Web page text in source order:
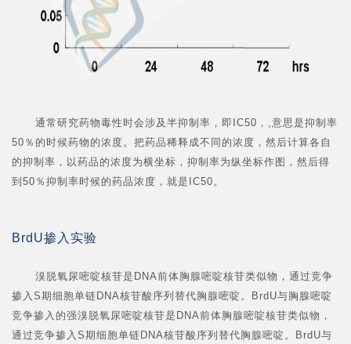
通常研究药物毒性时会涉及半抑制率，即IC50，,意思是抑制率
50％的时候药物的浓度。把药品稀释成不同的浓度，然后计算各自
的抑制率，以药品的浓度为横坐标，抑制率为纵坐标作图，然后得
到50％抑制率时候的药品浓度，就是IC50。
BrdU掺入实验
溴脱氧尿嘧啶核苷是DNA前体胸腺嘧啶核苷类似物，通过竞争
掺入S期细胞单链DNA核苷酸序列替代胸腺嘧啶。BrdU与胸腺嘧啶
竞争掺入的强溴脱氧尿嘧啶核苷是DNA前体胸腺嘧啶核苷类似物，
通过竞争掺入S期细胞单链DNA核苷酸序列替代胸腺嘧啶。BrdU与